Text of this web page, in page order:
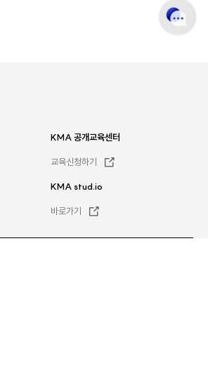
KMA 공개교육센터
교육신청하기
KMA stud.io
바로가기